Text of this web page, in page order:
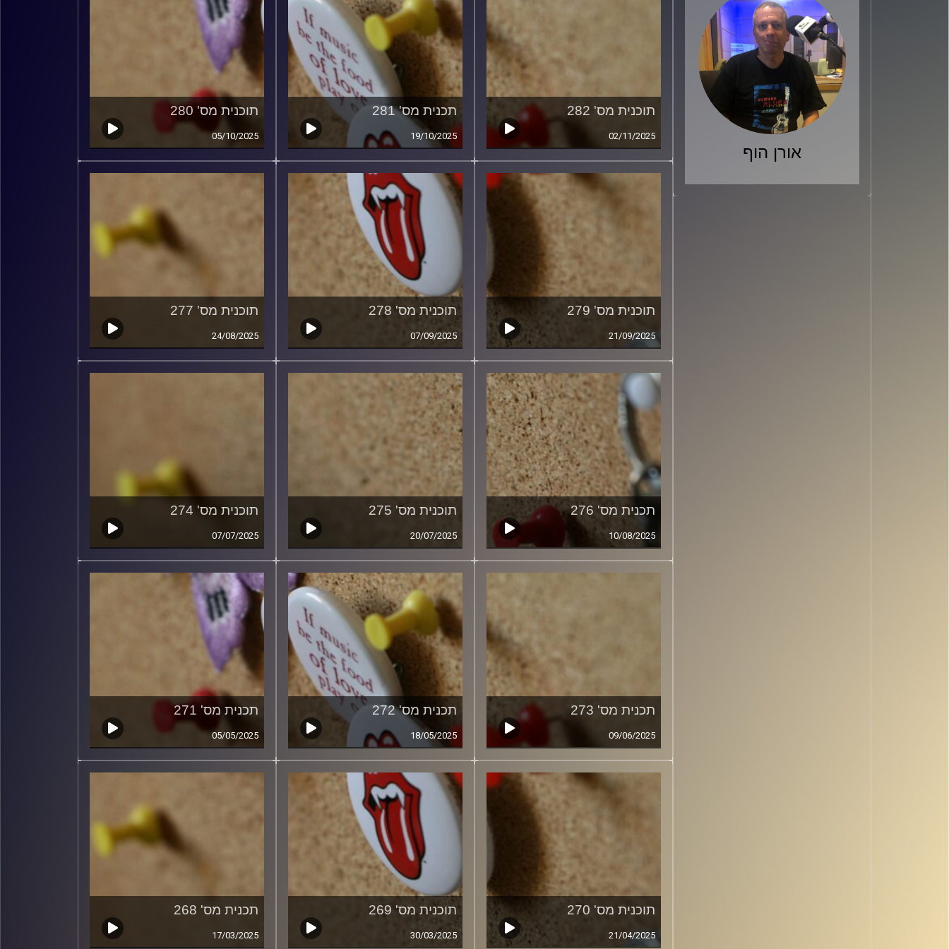
אורן הוף
תוכנית מס' 282
02/11/2025
תכנית מס' 281
19/10/2025
תוכנית מס' 280
05/10/2025
תוכנית מס' 279
21/09/2025
תוכנית מס' 278
07/09/2025
תוכנית מס' 277
24/08/2025
תכנית מס' 276
10/08/2025
תוכנית מס' 275
20/07/2025
תוכנית מס' 274
07/07/2025
תכנית מס' 273
09/06/2025
תכנית מס' 272
18/05/2025
תכנית מס' 271
05/05/2025
תוכנית מס' 270
21/04/2025
תוכנית מס' 269
30/03/2025
תכנית מס' 268
17/03/2025